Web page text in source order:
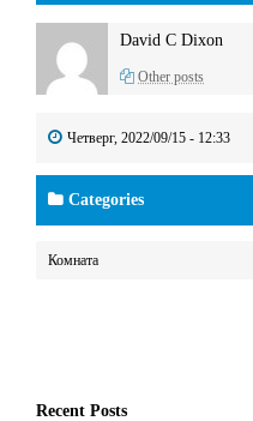
David C Dixon
Other posts
Четверг, 2022/09/15 - 12:33
Categories
Комната
Recent Posts